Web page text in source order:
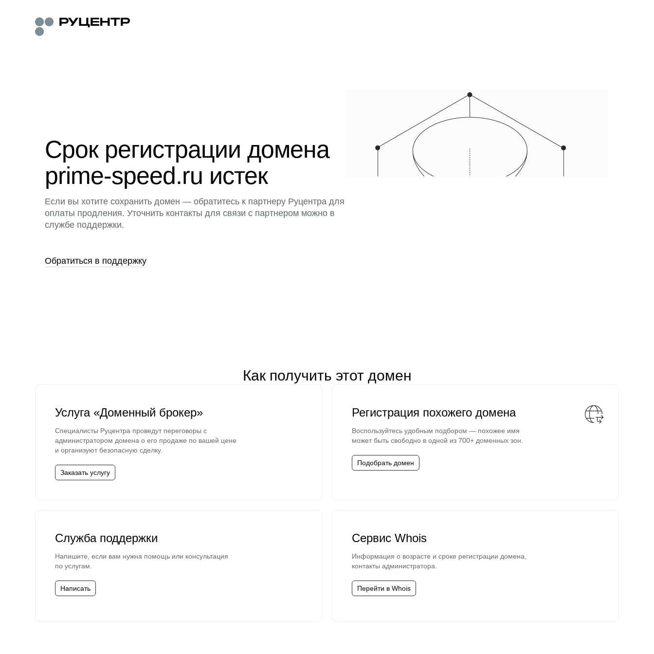
Срок регистрации домена
prime-speed.ru истек
Если вы хотите сохранить домен — обратитесь к партнеру Руцентра для
оплаты продления. Уточнить контакты для связи с партнером можно в
службе поддержки.
Обратиться в поддержку
Как получить этот домен
Услуга «Доменный брокер»
Специалисты Руцентра проведут переговоры с
администратором домена о его продаже по вашей цене
и организуют безопасную сделку.
Заказать услугу
Регистрация похожего домена
Воспользуйтесь удобным подбором — похожее имя
может быть свободно в одной из 700+ доменных зон.
Подобрать домен
Служба поддержки
Напишите, если вам нужна помощь или консультация
по услугам.
Написать
Сервис Whois
Информация о возрасте и сроке регистрации домена,
контакты администратора.
Перейти в Whois